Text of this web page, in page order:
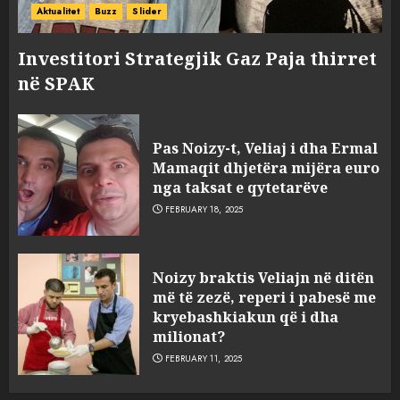
Aktualitet Buzz Slider
Investitori Strategjik Gaz Paja thirret
në SPAK
Pas Noizy-t, Veliaj i dha Ermal
Mamaqit dhjetëra mijëra euro
nga taksat e qytetarëve
FEBRUARY 18, 2025
Noizy braktis Veliajn në ditën
më të zezë, reperi i pabesë me
kryebashkiakun që i dha
milionat?
FEBRUARY 11, 2025
3
sulmuan “One Albania”,
ngjarja u fsheh. A u vodhën
serverat?
MARCH 25, 2025